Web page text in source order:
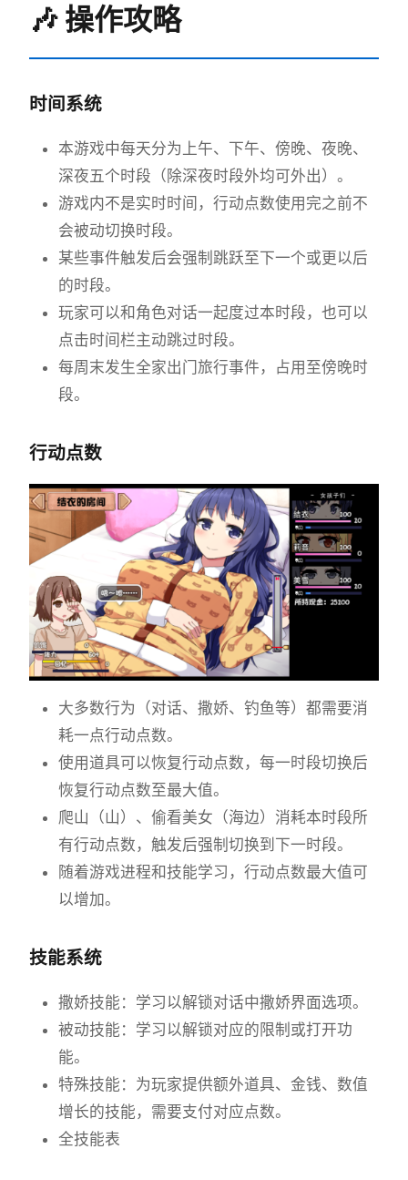
🎶 操作攻略
时间系统
本游戏中每天分为上午、下午、傍晚、夜晚、
深夜五个时段（除深夜时段外均可外出）。
游戏内不是实时时间，行动点数使用完之前不
会被动切换时段。
某些事件触发后会强制跳跃至下一个或更以后
的时段。
玩家可以和角色对话一起度过本时段，也可以
点击时间栏主动跳过时段。
每周末发生全家出门旅行事件，占用至傍晚时
段。
行动点数
大多数行为（对话、撒娇、钓鱼等）都需要消
耗一点行动点数。
使用道具可以恢复行动点数，每一时段切换后
恢复行动点数至最大值。
爬山（山）、偷看美女（海边）消耗本时段所
有行动点数，触发后强制切换到下一时段。
随着游戏进程和技能学习，行动点数最大值可
以增加。
技能系统
撒娇技能：学习以解锁对话中撒娇界面选项。
被动技能：学习以解锁对应的限制或打开功
能。
特殊技能：为玩家提供额外道具、金钱、数值
增长的技能，需要支付对应点数。
全技能表